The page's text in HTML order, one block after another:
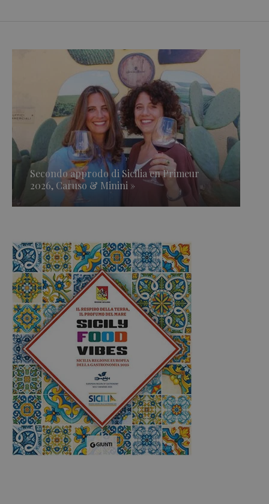
Secondo approdo di Sicilia en Primeur
2026, Caruso & Minini »